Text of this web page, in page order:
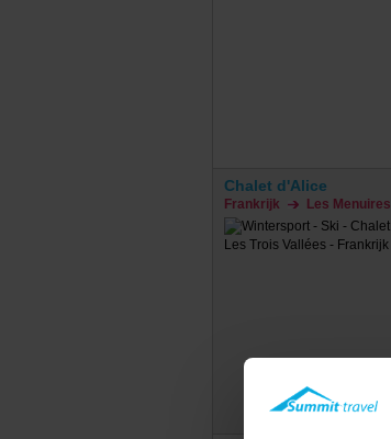
Chalet d'Alice
Frankrijk Les Menuires